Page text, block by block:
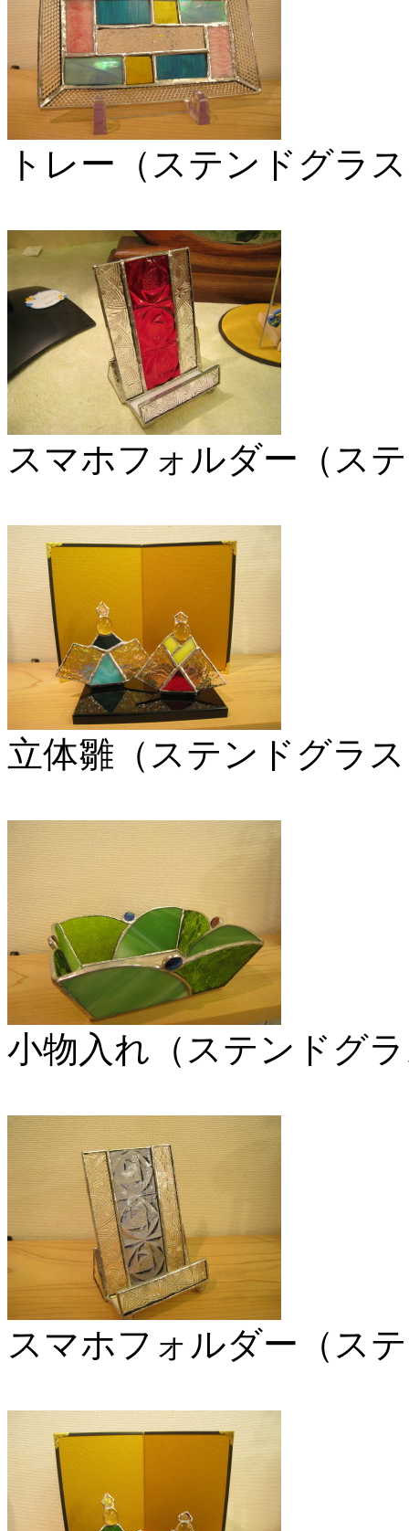
トレー（ステンドグラ
スマホフォルダー（ス
立体雛（ステンドグラ
小物入れ（ステンドグ
スマホフォルダー（ス